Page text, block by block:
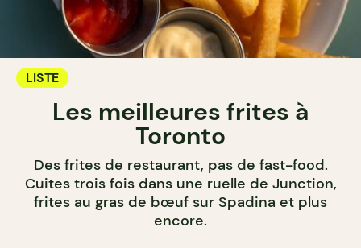
LISTE
Les meilleures frites à
Toronto
Des frites de restaurant, pas de fast-food.
Cuites trois fois dans une ruelle de Junction,
frites au gras de bœuf sur Spadina et plus
encore.